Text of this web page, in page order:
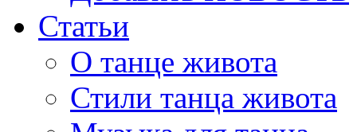
Статьи
О танце живота
Стили танца живота